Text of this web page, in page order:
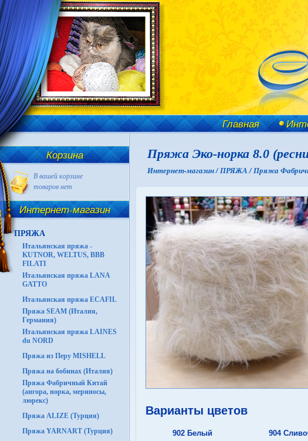
Главная
Корзина
В вашей корзине
товаров нет
Интернет-магазин
ПРЯЖА
Итальянская пряжа -
KUTNOR, WELTUS, BBB
FILATI
Итальянская пряжа LANA
GATTO
Итальянская пряжа ECAFIL
Пряжа SEAM (Италия,
Германия)
Итальянская пряжа LAINES
du NORD
Пряжа из Перу MISHELL
Пряжа на бобинах (Италия)
Пряжа Фабричный Китай
(ангора, норка, мериносы,
люрекс)
Пряжа ALIZE (Турция)
Пряжа YARNART (Турция)
Пряжа Эко-норка 8.0
Интернет-магазин /ПРЯЖА /Пряжа
Варианты цветов
902 Белый 904